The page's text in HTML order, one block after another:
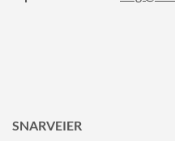
SNARVEIER